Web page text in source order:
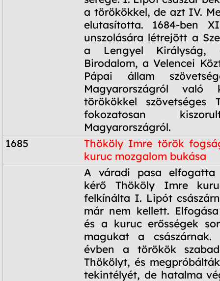
a törökökkel, de azt IV.
elutasította. 1684-ben
unszolására létrejött a
a Lengyel Királyság,
Birodalom, a Velencei
Pápai állam
Magyarországról való
törökökkel szövetséges
fokozatosan
Magyarországról.
1685
Thököly Imre török
kuruc mozgalom bukása
A váradi pasa elfogatta
kérő Thököly Imre
felkínálta I. Lipót
már nem kellett.
és a kuruc erősségek
magukat a császárnak.
évben a törökök
Thökölyt, és
tekintélyét, de hatalma